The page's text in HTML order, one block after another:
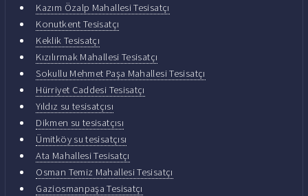
Kazım Özalp Mahallesi Tesisatçı
Konutkent Tesisatçı
Keklik Tesisatçı
Kızılırmak Mahallesi Tesisatçı
Sokullu Mehmet Paşa Mahallesi Tesisatçı
Hürriyet Caddesi Tesisatçı
Yıldız su tesisatçısı
Dikmen su tesisatçısı
Ümitköy su tesisatçısı
Ata Mahallesi Tesisatçı
Osman Temiz Mahallesi Tesisatçı
Gaziosmanpaşa Tesisatçı